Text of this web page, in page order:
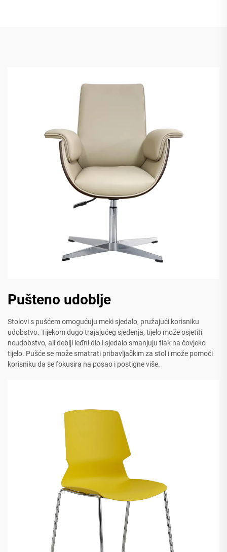
Pušteno udoblje
Stolovi s pušćem omogućuju meki sjedalo, pružajući korisniku
udobstvo. Tijekom dugo trajajućeg sjedenja, tijelo može osjetiti
neudobstvo, ali deblji leđni dio i sjedalo smanjuju tlak na čovjeko
tijelo. Pušće se može smatrati pribavljačkim za stol i može pomoći
korisniku da se fokusira na posao i postigne više.